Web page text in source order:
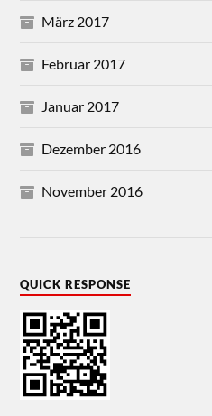
März 2017
Februar 2017
Januar 2017
Dezember 2016
November 2016
QUICK RESPONSE